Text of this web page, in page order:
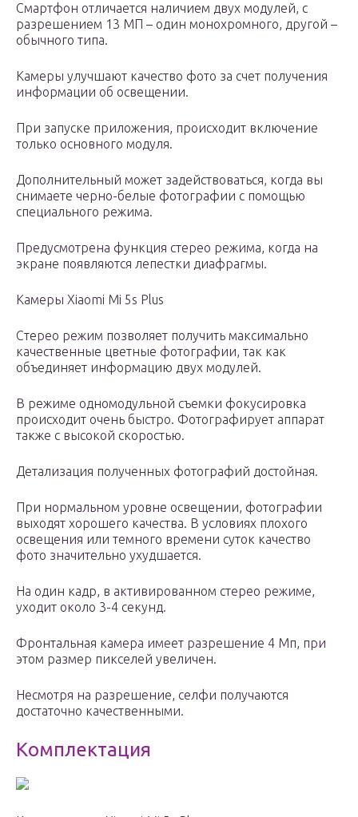
Смартфон отличается наличием двух модулей, с
разрешением 13 МП – один монохромного, другой –
обычного типа.
Камеры улучшают качество фото за счет получения
информации об освещении.
При запуске приложения, происходит включение
только основного модуля.
Дополнительный может задействоваться, когда вы
снимаете черно-белые фотографии с помощью
специального режима.
Предусмотрена функция стерео режима, когда на
экране появляются лепестки диафрагмы.
Камеры Xiaomi Mi 5s Plus
Стерео режим позволяет получить максимально
качественные цветные фотографии, так как
объединяет информацию двух модулей.
В режиме одномодульной съемки фокусировка
происходит очень быстро. Фотографирует аппарат
также с высокой скоростью.
Детализация полученных фотографий достойная.
При нормальном уровне освещении, фотографии
выходят хорошего качества. В условиях плохого
освещения или темного времени суток качество
фото значительно ухудшается.
На один кадр, в активированном стерео режиме,
уходит около 3-4 секунд.
Фронтальная камера имеет разрешение 4 Мп, при
этом размер пикселей увеличен.
Несмотря на разрешение, селфи получаются
достаточно качественными.
Комплектация